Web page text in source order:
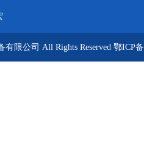
限公司 All Rights Reserved 鄂ICP备